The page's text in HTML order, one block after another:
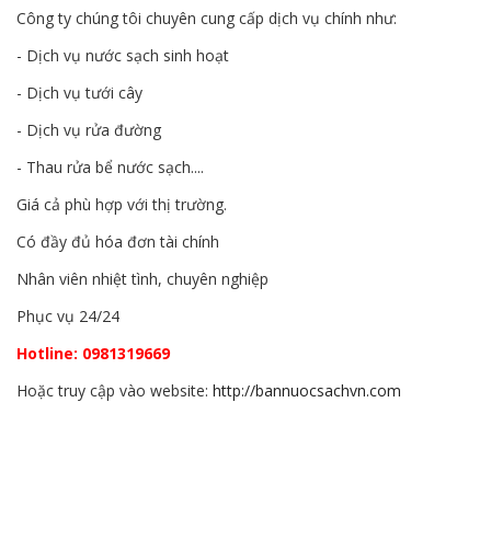
Công ty chúng tôi chuyên cung cấp dịch vụ chính như:
- Dịch vụ nước sạch sinh hoạt
- Dịch vụ tưới cây
- Dịch vụ rửa đường
- Thau rửa bể nước sạch....
Giá cả phù hợp với thị trường.
Có đầy đủ hóa đơn tài chính
Nhân viên nhiệt tình, chuyên nghiệp
Phục vụ 24/24
Hotline: 0981319669
Hoặc truy cập vào website: http://bannuocsachvn.com